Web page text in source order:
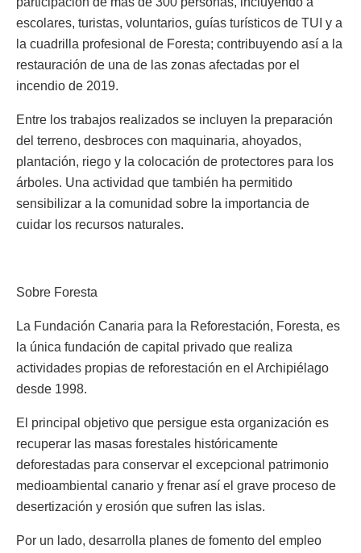
escolares, turistas, voluntarios, guías turísticos de TUI y a
la cuadrilla profesional de Foresta; contribuyendo así a la
restauración de una de las zonas afectadas por el
incendio de 2019.
Entre los trabajos realizados se incluyen la preparación
del terreno, desbroces con maquinaria, ahoyados,
plantación, riego y la colocación de protectores para los
árboles. Una actividad que también ha permitido
sensibilizar a la comunidad sobre la importancia de
cuidar los recursos naturales.
Sobre Foresta
La Fundación Canaria para la Reforestación, Foresta, es
la única fundación de capital privado que realiza
actividades propias de reforestación en el Archipiélago
desde 1998.
El principal objetivo que persigue esta organización es
recuperar las masas forestales históricamente
deforestadas para conservar el excepcional patrimonio
medioambiental canario y frenar así el grave proceso de
desertización y erosión que sufren las islas.
Por un lado, desarrolla planes de fomento del empleo